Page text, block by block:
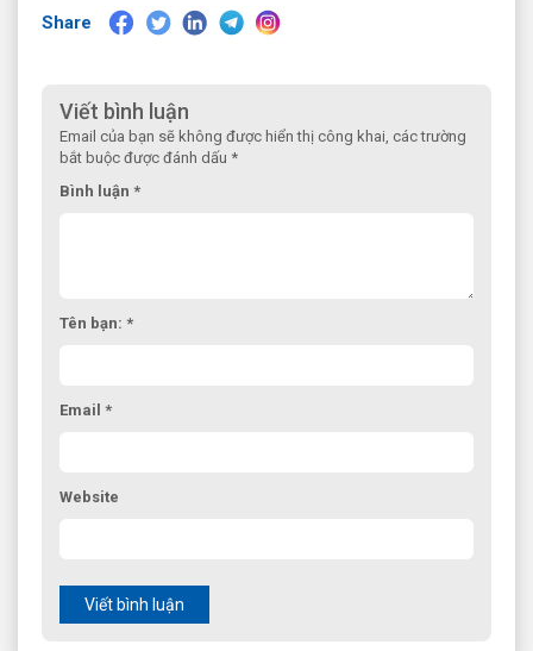
Share
Viết bình luận
Email của bạn sẽ không được hiển thị công khai, các trường
bắt buộc được đánh dấu *
Bình luận *
Tên bạn: *
Email *
Website
Viết bình luận